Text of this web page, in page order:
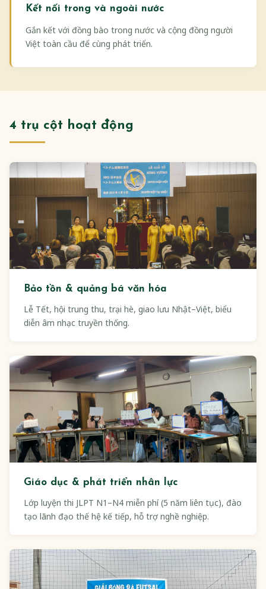
Kết nối trong và ngoài nước
Gắn kết với đồng bào trong nước và cộng đồng người
Việt toàn cầu để cùng phát triển.
4 trụ cột hoạt động
Bảo tồn & quảng bá văn hóa
Lễ Tết, hội trung thu, trại hè, giao lưu Nhật–Việt, biểu
diễn âm nhạc truyền thống.
Giáo dục & phát triển nhân lực
Lớp luyện thi JLPT N1–N4 miễn phí (5 năm liên tục), đào
tạo lãnh đạo thế hệ kế tiếp, hỗ trợ nghề nghiệp.